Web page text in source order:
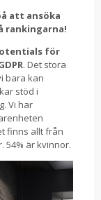
att ansöka
rankingarna!
för
. Det stora
bara kan
stöd i
Vi har
finns allt från
54% är kvinnor.